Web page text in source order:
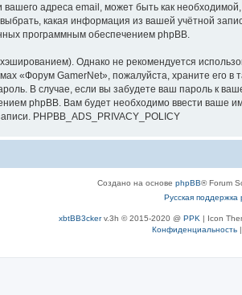
адреса email, может быть как
какая информация из вашей учётной
программным обеспечением phpBB.
Однако не рекомендуется
«Форум GamerNet», пожалуйста, храните его
В случае, если вы забудете ваш пароль к
phpBB. Вам будет необходимо ввести ваше
PHPBB_ADS_PRIVACY_POLICY
Создано на основе phpBB® Forum
Русская поддержка
xbtBB3ckerv.3h © 2015-2020 @ PPK | Icon
Конфиденциальность|